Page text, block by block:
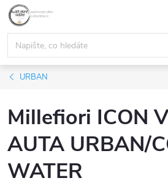
Přejít
obsah
URBAN
Millefiori ICON
AUTA URBAN/
WATER